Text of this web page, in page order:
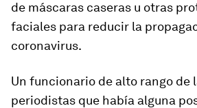
de máscaras caseras u otras
faciales para reducir la
coronavirus.
Un funcionario de alto rango de
periodistas que había alguna